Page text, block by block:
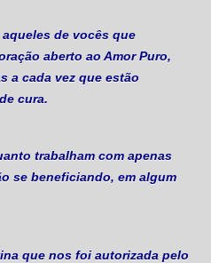
de vocês que
aberto ao Amor Puro,
a cada vez que estão
cura.
trabalham com apenas
se beneficiando, em algum
que nos foi autorizada pelo